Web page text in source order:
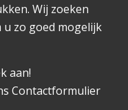
Wij zoeken
zo goed mogelijk
aan!
Contactformulier